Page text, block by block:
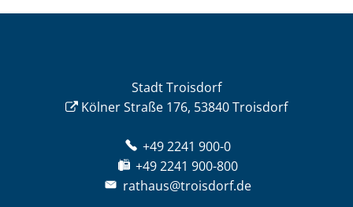
Stadt Troisdorf
Kölner Straße 176, 53840 Troisdorf
+49 2241 900-0
+49 2241 900-800
rathaus@troisdorf.de